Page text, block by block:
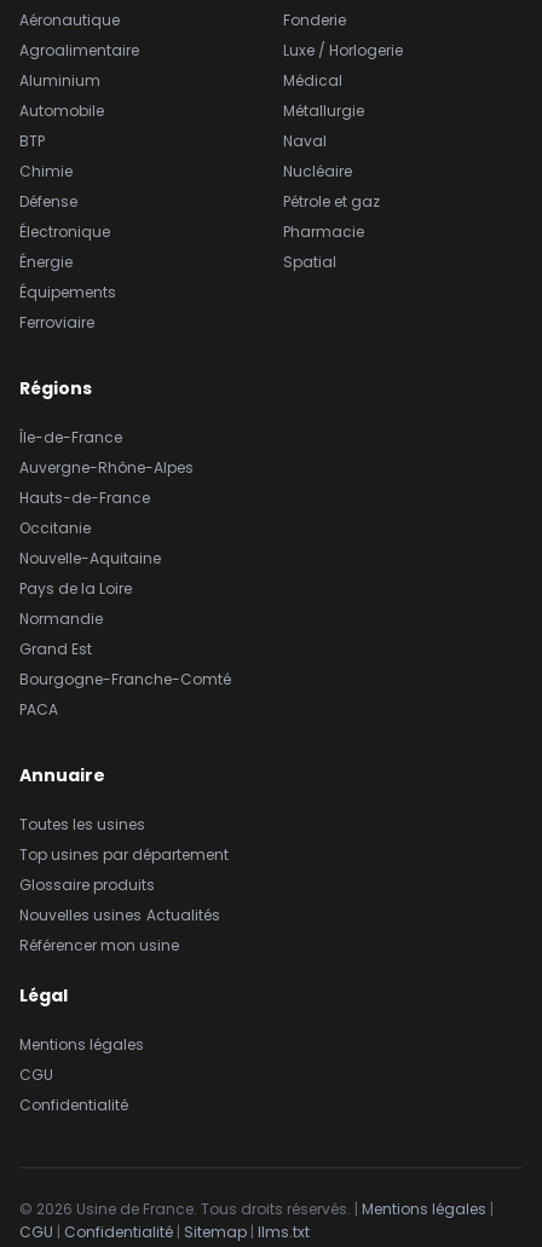
Aéronautique
Agroalimentaire
Aluminium
Automobile
BTP
Chimie
Défense
Électronique
Énergie
Équipements
Ferroviaire
Fonderie
Luxe / Horlogerie
Médical
Métallurgie
Naval
Nucléaire
Pétrole et gaz
Pharmacie
Spatial
Régions
Île-de-France
Auvergne-Rhône-Alpes
Hauts-de-France
Occitanie
Nouvelle-Aquitaine
Pays de la Loire
Normandie
Grand Est
Bourgogne-Franche-Comté
PACA
Annuaire
Toutes les usines
Top usines par département
Glossaire produits
Nouvelles usines Actualités
Référencer mon usine
Légal
Mentions légales
CGU
Confidentialité
© 2026 Usine de France. Tous droits réservés. | Mentions légales |
CGU | Confidentialité | Sitemap | llms.txt